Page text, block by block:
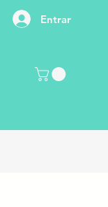
Entrar